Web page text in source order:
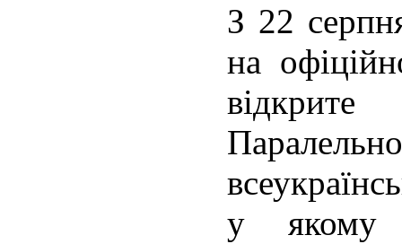
З 22
на
відкрите
у якому